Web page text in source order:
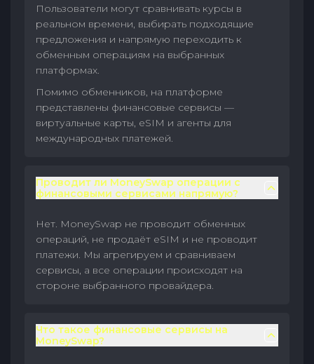
Пользователи могут сравнивать курсы в
реальном времени, выбирать подходящие
предложения и напрямую переходить к
обменным операциям на выбранных
платформах.
Помимо обменников, на платформе
представлены финансовые сервисы —
виртуальные карты, eSIM и агенты для
международных платежей.
Проводит ли MoneySwap операции с
финансовыми сервисами напрямую?
Нет. MoneySwap не проводит обменных
операций, не продаёт eSIM и не проводит
платежи. Мы агрегируем и сравниваем
сервисы, а все операции происходят на
стороне выбранного провайдера.
Что такое финансовые сервисы на
MoneySwap?